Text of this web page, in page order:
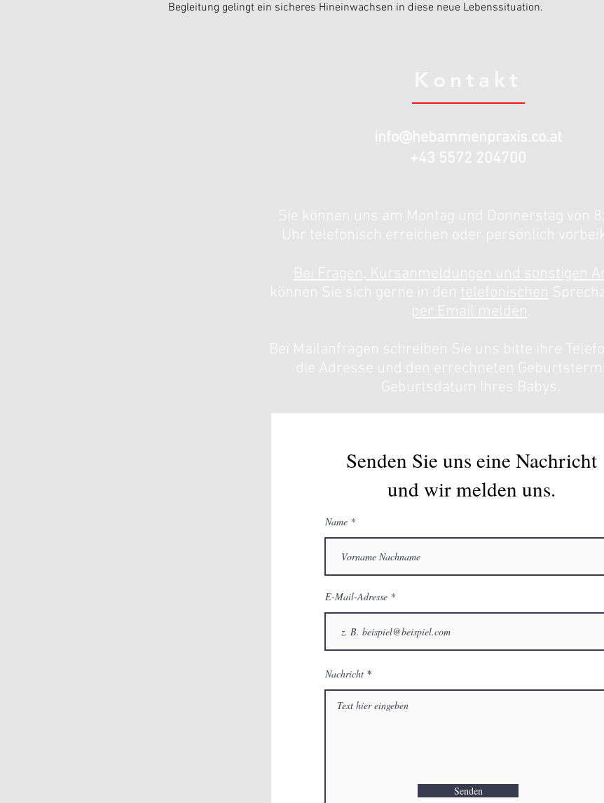
Begleitung gelingt ein sicheres Hineinwachsen in diese neue Lebenssituation.
info@hebammenpraxis.co.at
+43 5572 204700
Sie können uns am Montag und Donnerstag von
Uhr telefonisch erreichen oder persönlich
Bei Fragen, Kursanmeldungen und sonstigen
können Sie sich gerne in den telefonischen
per Email melden.
Bei Mailanfragen schreiben Sie uns bitte ihre
die Adresse und den errechneten
Geburtsdatum Ihres Babys.
Senden Sie uns eine Nachricht
und wir melden uns.
Name
E-Mail-Adresse
Nachricht
Senden